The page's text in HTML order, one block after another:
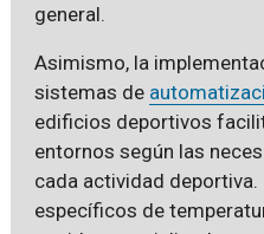
general.
Asimismo, la
sistemas de
edificios deportivos
entornos según las
cada actividad deportiva.
específicos de